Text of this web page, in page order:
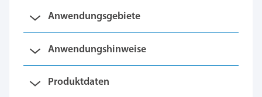
Anwendungsgebiete
Anwendungshinweise
Produktdaten